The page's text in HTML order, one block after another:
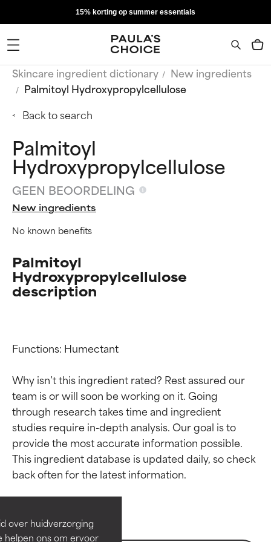
over huidverzorging
helpen ons om ervoor
15% korting op summer essentials
Skincare ingredient dictionary
New ingredients
Palmitoyl Hydroxypropylcellulose
Back to search
Palmitoyl
Hydroxypropylcellulose
GEEN BEOORDELING
New ingredients
No known benefits
Palmitoyl
Hydroxypropylcellulose
description
Functions: Humectant
Why isn’t this ingredient rated? Rest assured our
team is or will soon be working on it. Going
through research takes time and ingredient
studies require in-depth analysis. Our goal is to
provide the most accurate information possible.
This ingredient database is updated daily, so check
Beoordelingen van
ingrediënten
Bewezen en ondersteund door
onafhankelijk onderzoek.
Beoordelingen van
ingrediënten
Bewezen en ondersteund door
onafhankelijk onderzoek.